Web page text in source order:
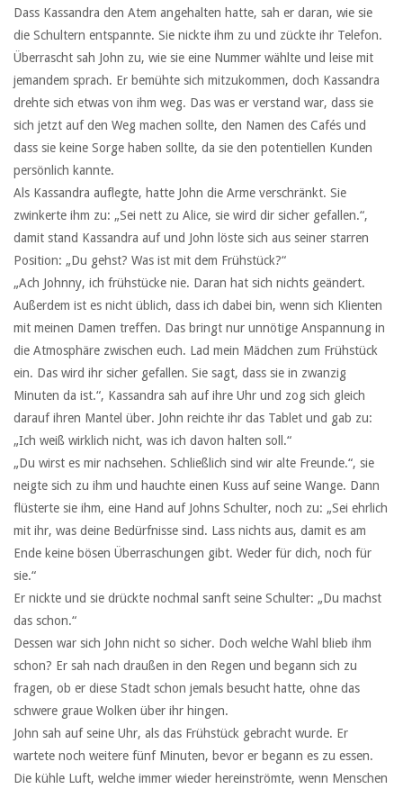
Dass Kassandra den Atem angehalten hatte, sah er daran, wie sie
die Schultern entspannte. Sie nickte ihm zu und zückte ihr Telefon.
Überrascht sah John zu, wie sie eine Nummer wählte und leise mit
jemandem sprach. Er bemühte sich mitzukommen, doch Kassandra
drehte sich etwas von ihm weg. Das was er verstand war, dass sie
sich jetzt auf den Weg machen sollte, den Namen des Cafés und
dass sie keine Sorge haben sollte, da sie den potentiellen Kunden
persönlich kannte.
Als Kassandra auflegte, hatte John die Arme verschränkt. Sie
zwinkerte ihm zu: „Sei nett zu Alice, sie wird dir sicher gefallen.“,
damit stand Kassandra auf und John löste sich aus seiner starren
Position: „Du gehst? Was ist mit dem Frühstück?“
„Ach Johnny, ich frühstücke nie. Daran hat sich nichts geändert.
Außerdem ist es nicht üblich, dass ich dabei bin, wenn sich Klienten
mit meinen Damen treffen. Das bringt nur unnötige Anspannung in
die Atmosphäre zwischen euch. Lad mein Mädchen zum Frühstück
ein. Das wird ihr sicher gefallen. Sie sagt, dass sie in zwanzig
Minuten da ist.“, Kassandra sah auf ihre Uhr und zog sich gleich
darauf ihren Mantel über. John reichte ihr das Tablet und gab zu:
„Ich weiß wirklich nicht, was ich davon halten soll.“
„Du wirst es mir nachsehen. Schließlich sind wir alte Freunde.“, sie
neigte sich zu ihm und hauchte einen Kuss auf seine Wange. Dann
flüsterte sie ihm, eine Hand auf Johns Schulter, noch zu: „Sei ehrlich
mit ihr, was deine Bedürfnisse sind. Lass nichts aus, damit es am
Ende keine bösen Überraschungen gibt. Weder für dich, noch für
sie.“
Er nickte und sie drückte nochmal sanft seine Schulter: „Du machst
das schon.“
Dessen war sich John nicht so sicher. Doch welche Wahl blieb ihm
schon? Er sah nach draußen in den Regen und begann sich zu
fragen, ob er diese Stadt schon jemals besucht hatte, ohne das
schwere graue Wolken über ihr hingen.
John sah auf seine Uhr, als das Frühstück gebracht wurde. Er
wartete noch weitere fünf Minuten, bevor er begann es zu essen.
Die kühle Luft, welche immer wieder hereinströmte, wenn Menschen